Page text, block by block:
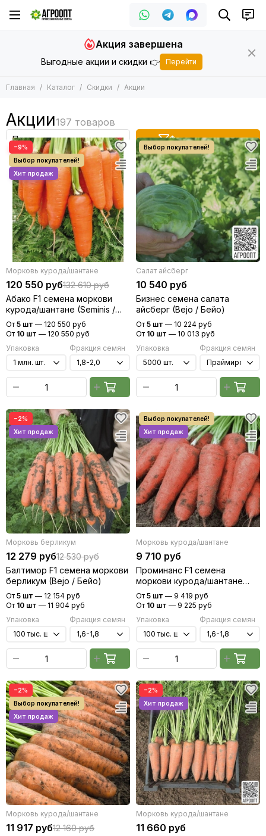
Выгодные акции и скидки 👉
Акция завершена
Перейти
Главная Каталог Скидки Акции
Акции
Фильтр товаров
−9%
Морковь курода/шантане
120 550 руб132 610 руб
Абако F1 семена моркови
курода/шантане (Seminis /
Семинис)
От 5 шт — 120 550 руб
От 10 шт — 120 550 руб
Упаковка
Фракция семян
Салат айсберг
10 540 руб
Бизнес семена салата
айсберг (Bejo / Бейо)
От 5 шт — 10 224 руб
От 10 шт — 10 013 руб
Упаковка
Фракция семян
−2%
Морковь берликум
12 279 руб12 530 руб
Балтимор F1 семена моркови
берликум (Bejo / Бейо)
От 5 шт — 12 154 руб
От 10 шт — 11 904 руб
Упаковка
Фракция семян
Морковь курода/шантане
9 710 руб
Проминанс F1 семена
моркови курода/шантане
(Takii / Таки)
От 5 шт — 9 419 руб
От 10 шт — 9 225 руб
Упаковка
Фракция семян
−2%
Морковь курода/шантане
11 917 руб12 160 руб
−2%
Морковь курода/шантане
11 660 руб